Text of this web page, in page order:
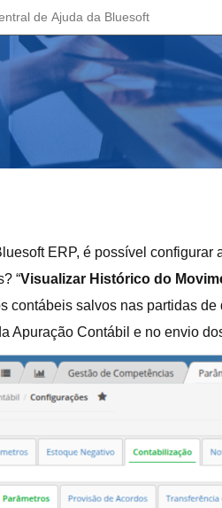
ERP, é possível
“Visualizar Histórico do
contábeis salvos nas partidas
Apuração Contábil e no envio